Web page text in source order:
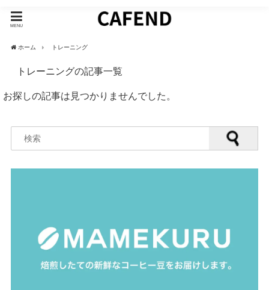
MENU
ホーム トレーニング
トレーニングの記事一覧
お探しの記事は見つかりませんでした。